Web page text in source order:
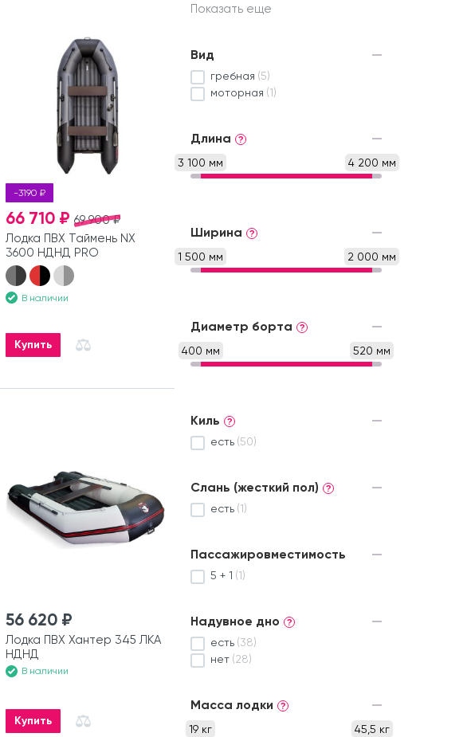
-3190 ₽
69 900 ₽
66 710 ₽
Лодка ПВХ Таймень NX
3600 НДНД PRO
В наличии
Купить
56 620 ₽
Лодка ПВХ Хантер 345 ЛКА
НДНД
В наличии
Купить
Показать еще
Вид
гребная (5)
моторная (1)
Длина ?
3 100 мм 4 200 мм
Ширина ?
1 500 мм 2 000 мм
Диаметр борта ?
400 мм 520 мм
Киль ?
есть (50)
Слань (жесткий пол) ?
есть (1)
Пассажировместимость
5 + 1 (1)
Надувное дно ?
есть (38)
нет (28)
Масса лодки ?
19 кг 45,5 кг